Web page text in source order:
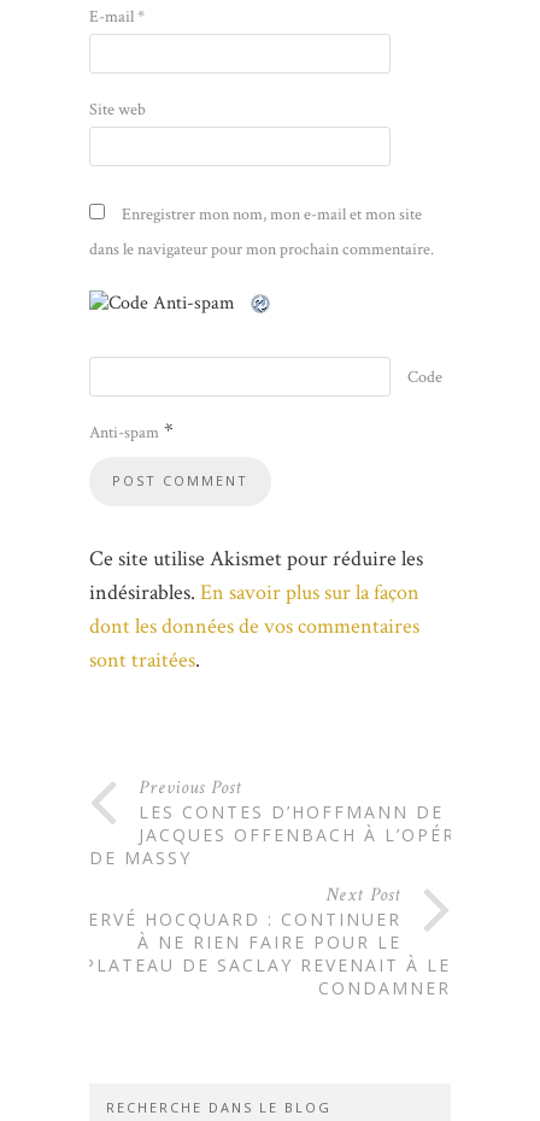
E-mail*
Site web
Enregistrer mon nom, mon e-mail et mon site
dans le navigateur pour mon prochain commentaire.
Code
Anti-spam *
Ce site utilise Akismet pour réduire les
indésirables. En savoir plus sur la façon
dont les données de vos commentaires
sont traitées.
Previous Post
LES CONTES D’HOFFMANN DE
JACQUES OFFENBACH À L’OPÉRA
DE MASSY
Next Post
HERVÉ HOCQUARD : CONTINUER
À NE RIEN FAIRE POUR LE
PLATEAU DE SACLAY REVENAIT À LE
CONDAMNER
RECHERCHE DANS LE BLOG